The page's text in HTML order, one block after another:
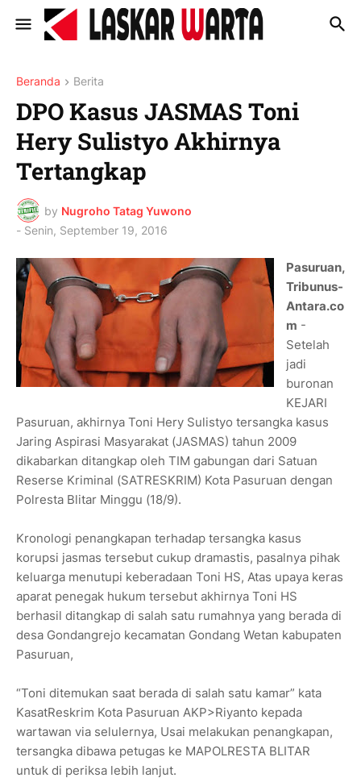
Beranda Berita
DPO Kasus JASMAS Toni
Hery Sulistyo Akhirnya
Tertangkap
by Nugroho Tatag Yuwono
- Senin, September 19, 2016
Pasuruan,
Tribunus-
Antara.co
m -
Setelah
jadi
buronan
KEJARI
Pasuruan, akhirnya Toni Hery Sulistyo tersangka kasus
Jaring Aspirasi Masyarakat (JASMAS) tahun 2009
dikabarkan ditangkap oleh TIM gabungan dari Satuan
Reserse Kriminal (SATRESKRIM) Kota Pasuruan dengan
Polresta Blitar Minggu (18/9).
Kronologi penangkapan terhadap tersangka kasus
korupsi jasmas tersebut cukup dramastis, pasalnya pihak
keluarga menutupi keberadaan Toni HS, Atas upaya keras
aparat penegak hukum tersebut akhirnya Toni HS
berhasil ditangkap di salah satu rumahnya yang berada di
desa Gondangrejo kecamatan Gondang Wetan kabupaten
Pasuruan,
“Toni ditemukan saat berada di salah satu kamar” kata
KasatReskrim Kota Pasuruan AKP>Riyanto kepada
wartawan via selulernya, Usai melakukan penangkapan,
tersangka dibawa petugas ke MAPOLRESTA BLITAR
untuk di periksa lebih lanjut.